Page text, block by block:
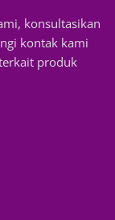
konsultasikan
kontak kami
produk